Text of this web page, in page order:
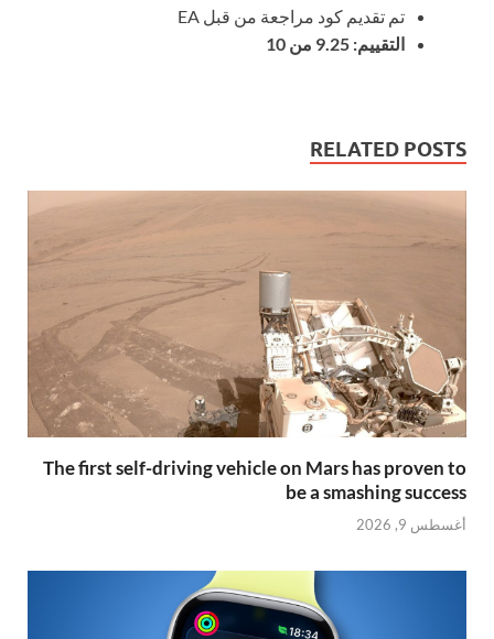
تم تقديم كود مراجعة من قبل EA
التقييم: 9.25 من 10
RELATED POSTS
The first self-driving vehicle on Mars has proven to
be a smashing success
أغسطس 9, 2026